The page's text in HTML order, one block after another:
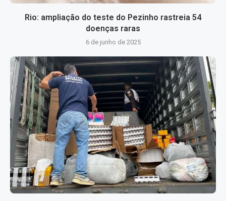
Rio: ampliação do teste do Pezinho rastreia 54
doenças raras
6 de junho de 2025